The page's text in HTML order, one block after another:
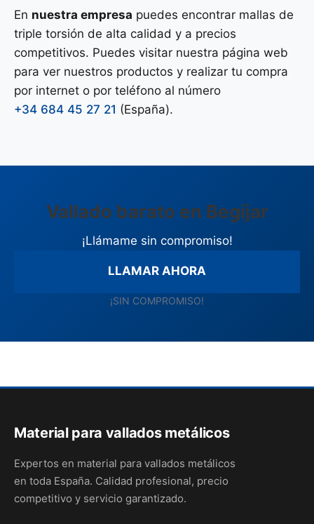
En nuestra empresa puedes encontrar mallas de
triple torsión de alta calidad y a precios
competitivos. Puedes visitar nuestra página web
para ver nuestros productos y realizar tu compra
por internet o por teléfono al número
+34 684 45 27 21 (España).
Vallado barato en Begíjar
¡Llámame sin compromiso!
LLAMAR AHORA
¡SIN COMPROMISO!
Material para vallados metálicos
Expertos en material para vallados metálicos
en toda España. Calidad profesional, precio
competitivo y servicio garantizado.